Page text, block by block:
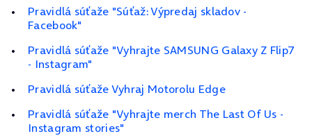
Pravidlá súťaže "Súťaž: Výpredaj skladov -
Facebook"
Pravidlá súťaže "Vyhrajte SAMSUNG Galaxy Z Flip7
- Instagram"
Pravidlá súťaže Vyhraj Motorolu Edge
Pravidlá súťaže "Vyhrajte merch The Last Of Us -
Instagram stories"